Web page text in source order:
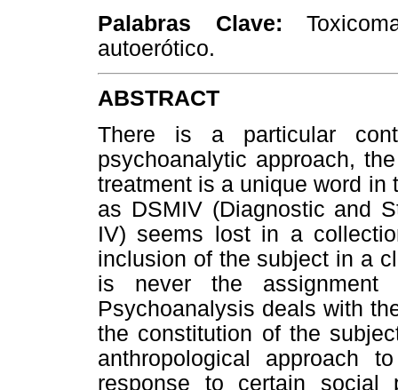
Palabras Clave:
autoerótico.
ABSTRACT
There is a particular
psychoanalytic approach,
treatment is a unique word
as DSMIV (Diagnostic and
IV) seems lost in a
inclusion of the subject in a
is never the assignment
Psychoanalysis deals with
the constitution of the
anthropological approach
response to certain